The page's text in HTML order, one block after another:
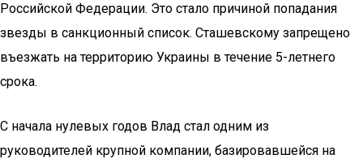
Российской Федерации. Это стало причиной попадания
звезды в санкционный список. Сташевскому запрещено
въезжать на территорию Украины в течение 5-летнего
срока.
С начала нулевых годов Влад стал одним из
руководителей крупной компании, базировавшейся на